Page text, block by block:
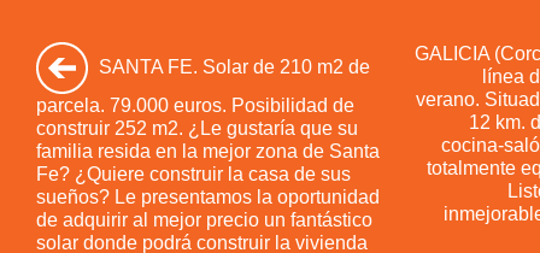
SANTA FE. Solar de 210 m2 de
parcela. 79.000 euros. Posibilidad de
construir 252 m2. ¿Le gustaría que su
familia resida en la mejor zona de Santa
Fe? ¿Quiere construir la casa de sus
sueños? Le presentamos la oportunidad
de adquirir al mejor precio un fantástico
solar donde podrá construir la vivienda
GALICIA
línea
verano.
12 km.
cocina-
totalmente